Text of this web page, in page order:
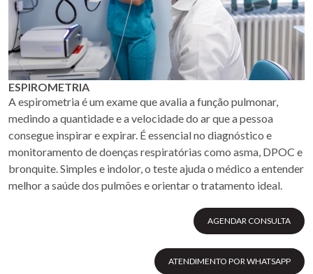
ESPIROMETRIA
A espirometria é um exame que avalia a função pulmonar,
medindo a quantidade e a velocidade do ar que a pessoa
consegue inspirar e expirar. É essencial no diagnóstico e
monitoramento de doenças respiratórias como asma, DPOC e
bronquite. Simples e indolor, o teste ajuda o médico a entender
melhor a saúde dos pulmões e orientar o tratamento ideal.
AGENDAR CONSULTA
ATENDIMENTO POR WHATSAPP